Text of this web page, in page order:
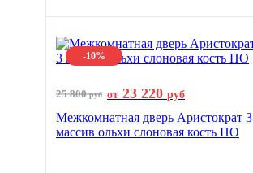
-10%
25 800руб от 23 220 руб
Межкомнатная дверь Аристократ 3
массив ольхи слоновая кость ПО